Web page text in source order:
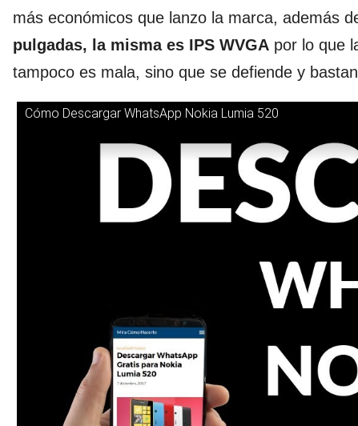
más económicos que lanzo la marca, además
pulgadas, la misma es IPS WVGA por lo que
tampoco es mala, sino que se defiende y
Cómo Descargar WhatsApp Nokia Lumia 520